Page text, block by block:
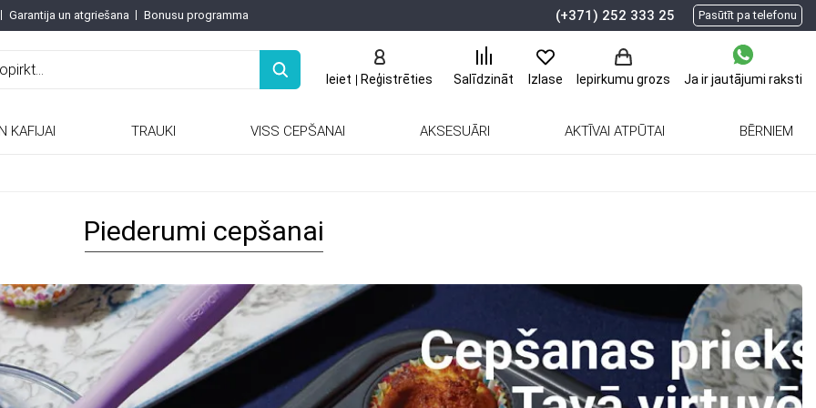
Garantija un atgriešana Bonusu programma (+371) 252 333 25 Pasūtīt pa telefonu
Ieiet Reģistrēties Salīdzināt Izlase Iepirkumu grozs Ja ir jautājumi raksti
KAFIJAI TRAUKI VISS CEPŠANAI AKSESUĀRI AKTĪVAI ATPŪTAI BĒRNIEM
Piederumi cepšanai